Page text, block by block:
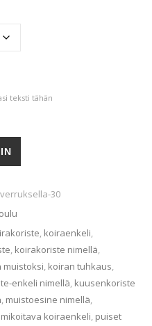
teksti tähän
30
, koiraenkeli,
, koirakoriste nimellä,
muistoksi, koiran tuhkaus,
enkeli nimellä, kuusenkoriste
, muistoesine nimellä,
koiraenkeli, puiset